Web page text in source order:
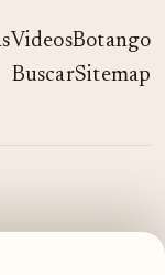
VideosBotango
BuscarSitemap